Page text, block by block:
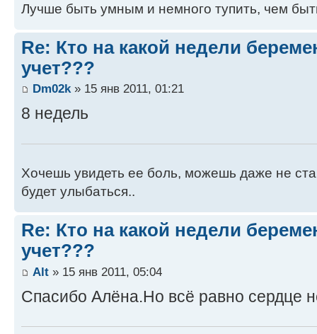
Лучше быть умным и немного тупить, чем
Re: Кто на какой недели
учет???
Dm02k» 15 янв 2011, 01:21
8 недель
Хочешь увидеть ее боль, можешь даже не
будет улыбаться..
Re: Кто на какой недели
учет???
Alt » 15 янв 2011, 05:04
Спасибо Алёна.Но всё равно сердце